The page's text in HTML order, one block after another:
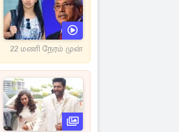
22 மணி நேரம் முன்